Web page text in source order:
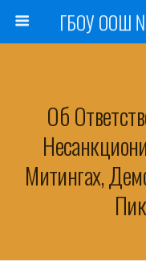
ГБОУ ООШ
Об
Митингах,